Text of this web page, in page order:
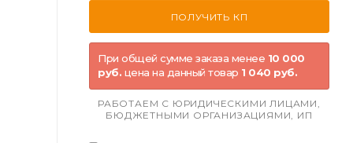
При общей сумме заказа менее 10 000
руб. цена на данный товар 1 040 руб.
РАБОТАЕМ С ЮРИДИЧЕСКИМИ ЛИЦАМИ,
БЮДЖЕТНЫМИ ОРГАНИЗАЦИЯМИ, ИП